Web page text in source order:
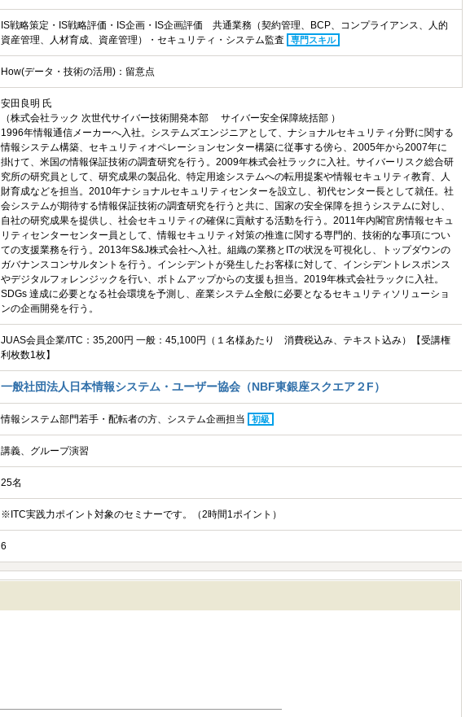
IS戦略策定・IS戦略評価・IS企画・IS企画評価 共通業務（契約管理、BCP、コンプライアンス、人的
資産管理、人材育成、資産管理）・セキュリティ・システム監査
専門スキル
How(データ・技術の活用)：留意点
安田良明 氏
（株式会社ラック 次世代サイバー技術開発本部 サイバー安全保障統括部 ）
1996年情報通信メーカーへ入社。システムズエンジニアとして、ナショナルセキュリティ分野に関する
情報システム構築、セキュリティオペレーションセンター構築に従事する傍ら、2005年から2007年に
掛けて、米国の情報保証技術の調査研究を行う。2009年株式会社ラックに入社。サイバーリスク総合研
究所の研究員として、研究成果の製品化、特定用途システムへの転用提案や情報セキュリティ教育、人
財育成などを担当。2010年ナショナルセキュリティセンターを設立し、初代センター長として就任。社
会システムが期待する情報保証技術の調査研究を行うと共に、国家の安全保障を担うシステムに対し、
自社の研究成果を提供し、社会セキュリティの確保に貢献する活動を行う。2011年内閣官房情報セキュ
リティセンターセンター員として、情報セキュリティ対策の推進に関する専門的、技術的な事項につい
ての支援業務を行う。2013年S&J株式会社へ入社。組織の業務とITの状況を可視化し、トップダウンの
ガバナンスコンサルタントを行う。インシデントが発生したお客様に対して、インシデントレスポンス
やデジタルフォレンジックを行い、ボトムアップからの支援も担当。2019年株式会社ラックに入社。
SDGs 達成に必要となる社会環境を予測し、産業システム全般に必要となるセキュリティソリューショ
ンの企画開発を行う。
JUAS会員企業/ITC：35,200円 一般：45,100円（１名様あたり 消費税込み、テキスト込み）【受講権
利枚数1枚】
一般社団法人日本情報システム・ユーザー協会（NBF東銀座スクエア２F）
情報システム部門若手・配転者の方、システム企画担当 初級
講義、グループ演習
25名
※ITC実践力ポイント対象のセミナーです。（2時間1ポイント）
6